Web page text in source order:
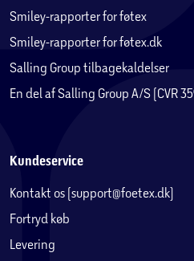
Smiley-rapporter for føtex
Smiley-rapporter for føtex.dk
Salling Group tilbagekaldelser
En del af Salling Group A/S (CVR
Kundeservice
Kontakt os (support@foetex.dk)
Fortryd køb
Levering